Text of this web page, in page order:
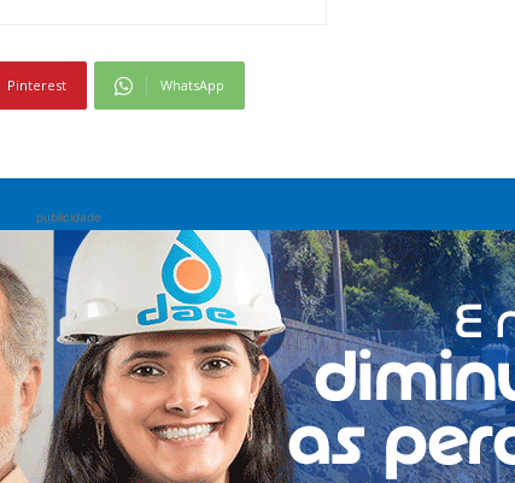
Pinterest WhatsApp
publicidade